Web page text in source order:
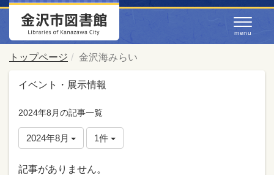
トップページ 金沢海みらい
イベント・展示情報
2024年8月の記事一覧
2024年8月 1件
記事がありません。